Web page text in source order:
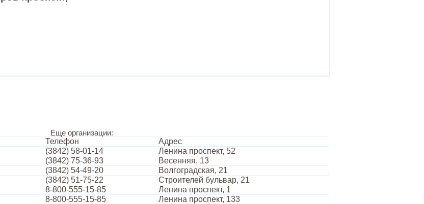
Еще организации:
Телефон
Адрес
(3842) 58-01-14
Ленина проспект, 52
(3842) 75-36-93
Весенняя, 13
(3842) 54-49-20
Волгоградская, 21
(3842) 51-75-22
Строителей бульвар, 21
8-800-555-15-85
Ленина проспект, 1
8-800-555-15-85
Ленина проспект, 133